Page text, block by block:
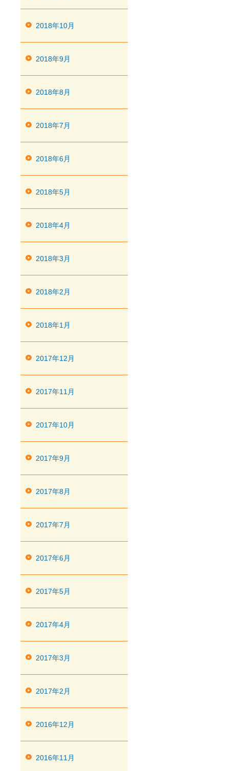
2018年10月
2018年9月
2018年8月
2018年7月
2018年6月
2018年5月
2018年4月
2018年3月
2018年2月
2018年1月
2017年12月
2017年11月
2017年10月
2017年9月
2017年8月
2017年7月
2017年6月
2017年5月
2017年4月
2017年3月
2017年2月
2016年12月
2016年11月